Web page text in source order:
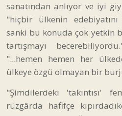
sanatından anlıyor ve iyi
"hiçbir ülkenin edebiyatını
sanki bu konuda çok yetkin
tartışmayı
"...hemen hemen her
ülkeye özgü olmayan bir
"Şimdilerdeki 'takıntısı'
rüzgârda hafifçe